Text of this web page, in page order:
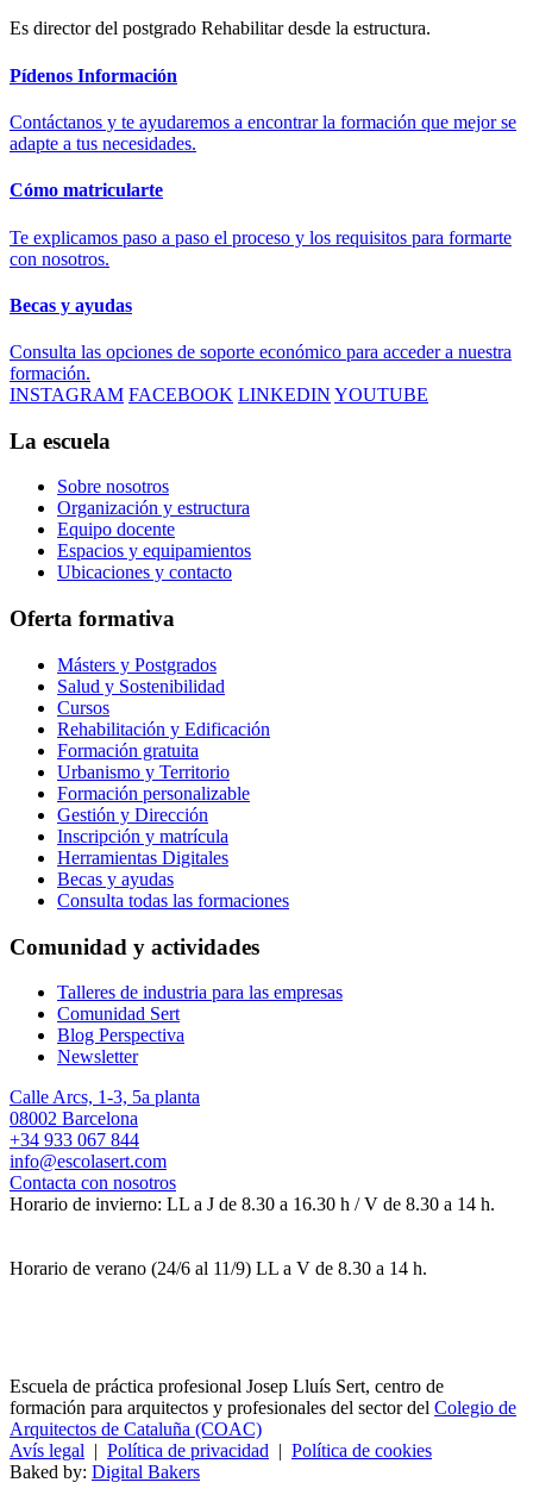
Es director del postgrado Rehabilitar desde la estructura.
Pídenos Información
Contáctanos y te ayudaremos a encontrar la formación que mejor se
adapte a tus necesidades.
Cómo matricularte
Te explicamos paso a paso el proceso y los requisitos para formarte
con nosotros.
Becas y ayudas
Consulta las opciones de soporte económico para acceder a nuestra
formación.
INSTAGRAM FACEBOOK LINKEDIN YOUTUBE
La escuela
Sobre nosotros
Organización y estructura
Equipo docente
Espacios y equipamientos
Ubicaciones y contacto
Oferta formativa
Másters y Postgrados
Salud y Sostenibilidad
Cursos
Rehabilitación y Edificación
Formación gratuita
Urbanismo y Territorio
Formación personalizable
Gestión y Dirección
Inscripción y matrícula
Herramientas Digitales
Becas y ayudas
Consulta todas las formaciones
Comunidad y actividades
Talleres de industria para las empresas
Comunidad Sert
Blog Perspectiva
Newsletter
Calle Arcs, 1-3, 5a planta
08002 Barcelona
+34 933 067 844
info@escolasert.com
Contacta con nosotros
Horario de invierno: LL a J de 8.30 a 16.30 h / V de 8.30 a 14 h.
Horario de verano (24/6 al 11/9) LL a V de 8.30 a 14 h.
Escuela de práctica profesional Josep Lluís Sert, centro de
formación para arquitectos y profesionales del sector del Colegio de
Arquitectos de Cataluña (COAC)
Avís legal
Política de privacidad
Política de cookies
Baked by: Digital Bakers